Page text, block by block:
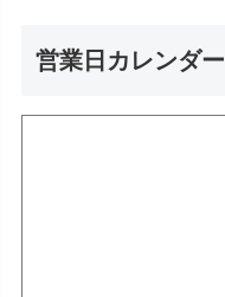
営業日カレンダー